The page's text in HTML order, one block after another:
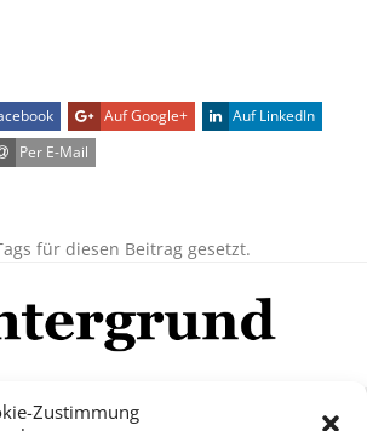
Zustimmung
Auf Google+
Auf LinkedIn
Per E-Mail
für diesen Beitrag gesetzt.